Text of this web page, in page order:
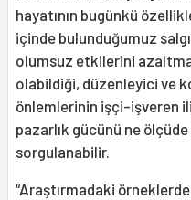
hayatının bugünkü
içinde bulunduğumuz
olumsuz etkilerini
olabildiği, düzenleyici ve
önlemlerinin işçi-işveren
pazarlık gücünü ne
sorgulanabilir.
“Araştırmadaki